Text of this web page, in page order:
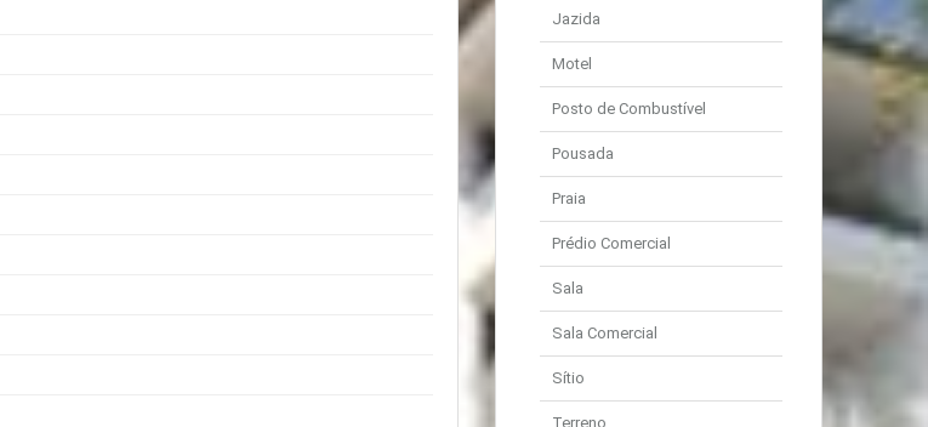
Jazida
Motel
Posto de Combustível
Pousada
Praia
Prédio Comercial
Sala
Sala Comercial
Sítio
Terreno